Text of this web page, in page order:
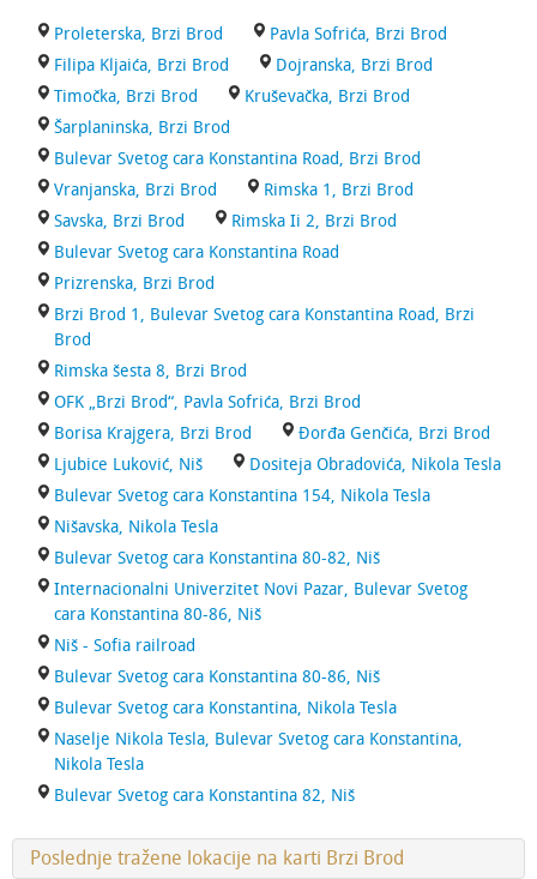
Proleterska, Brzi Brod
Pavla Sofrića, Brzi Brod
Filipa Kljaića, Brzi Brod
Dojranska, Brzi Brod
Timočka, Brzi Brod
Kruševačka, Brzi Brod
Šarplaninska, Brzi Brod
Bulevar Svetog cara Konstantina Road, Brzi Brod
Vranjanska, Brzi Brod
Rimska 1, Brzi Brod
Savska, Brzi Brod
Rimska Ii 2, Brzi Brod
Bulevar Svetog cara Konstantina Road
Prizrenska, Brzi Brod
Brzi Brod 1, Bulevar Svetog cara Konstantina Road, Brzi
Brod
Rimska šesta 8, Brzi Brod
OFK „Brzi Brod“, Pavla Sofrića, Brzi Brod
Borisa Krajgera, Brzi Brod
Đorđa Genčića, Brzi Brod
Ljubice Luković, Niš
Dositeja Obradovića, Nikola Tesla
Bulevar Svetog cara Konstantina 154, Nikola Tesla
Nišavska, Nikola Tesla
Bulevar Svetog cara Konstantina 80-82, Niš
Internacionalni Univerzitet Novi Pazar, Bulevar Svetog
cara Konstantina 80-86, Niš
Niš - Sofia railroad
Bulevar Svetog cara Konstantina 80-86, Niš
Bulevar Svetog cara Konstantina, Nikola Tesla
Naselje Nikola Tesla, Bulevar Svetog cara Konstantina,
Nikola Tesla
Bulevar Svetog cara Konstantina 82, Niš
Poslednje tražene lokacije na karti Brzi Brod